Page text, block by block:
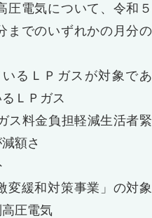
電気について、令和５
までのいずれかの月分の
るＬＰガスが対象であ
ＬＰガス
ス料金負担軽減生活者緊
額さ
緩和対策事業」の対象
圧電気